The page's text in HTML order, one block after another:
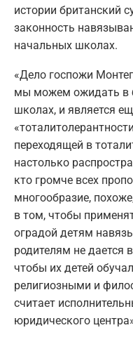
истории британский
законность
начальных школах.
«Дело госпожи
мы можем ожидать в
школах, и является
переходящей в
настолько
кто громче всех
многообразие,
в том, чтобы
оградой детям
родителям не дается
чтобы их детей
религиозными и
считает
юридического